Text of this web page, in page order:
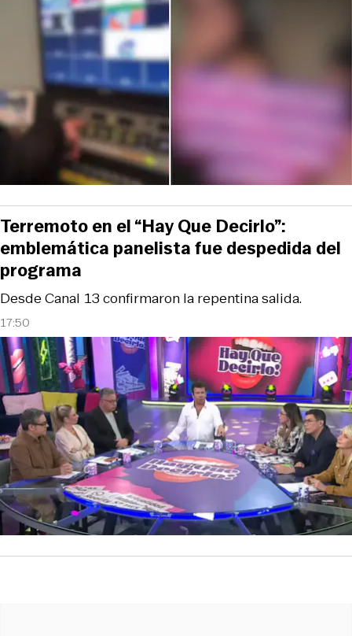
17:50
Desde Canal 13 confirmaron la repentina salida.
Terremoto en el “Hay Que Decirlo”:
emblemática panelista fue despedida del
programa